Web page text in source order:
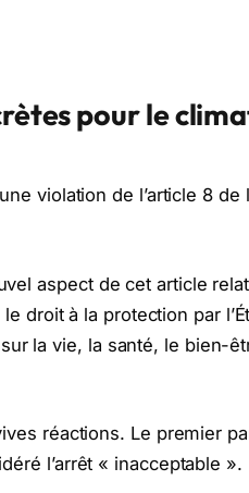
pour le
violation de l’article 8
aspect de cet article
droit à la protection par
la vie, la santé, le bien-
réactions. Le premier
l’arrêt « inacceptable ».